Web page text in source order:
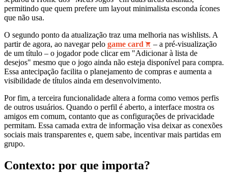
permitindo que quem prefere um layout minimalista esconda ícones
que não usa.
O segundo ponto da atualização traz uma melhoria nas wishlists. A
partir de agora, ao navegar pelo game card
– a pré‑visualização
de um título – o jogador pode clicar em "Adicionar à lista de
desejos" mesmo que o jogo ainda não esteja disponível para compra.
Essa antecipação facilita o planejamento de compras e aumenta a
visibilidade de títulos ainda em desenvolvimento.
Por fim, a terceira funcionalidade altera a forma como vemos perfis
de outros usuários. Quando o perfil é aberto, a interface mostra os
amigos em comum, contanto que as configurações de privacidade
permitam. Essa camada extra de informação visa deixar as conexões
sociais mais transparentes e, quem sabe, incentivar mais partidas em
grupo.
Contexto: por que importa?